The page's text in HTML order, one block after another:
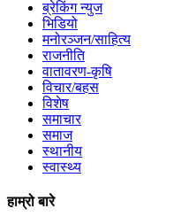
ब्रेकिंग न्युज
भिडियो
मनोरञ्जन/साहित्य
राजनीति
वातावरण-कृषि
विचार/बहस
विशेष
समाचार
समाज
स्थानीय
स्वास्थ्य
हाम्रो बारे